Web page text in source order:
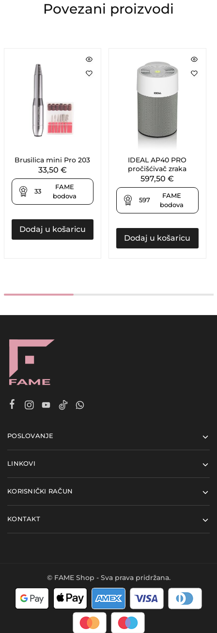
Povezani proizvodi
Brusilica mini Pro 203
33,50 €
33
FAME
bodova
Dodaj u košaricu
IDEAL AP40 PRO
pročišćivač zraka
597,50€
597
FAME
bodova
Dodaj u košaricu
POSLOVANJE
LINKOVI
KORISNIČKI RAČUN
KONTAKT
© FAME Shop - Sva prava pridržana.
Kupi ovaj proizvod i
- u Dodaj u košaricu